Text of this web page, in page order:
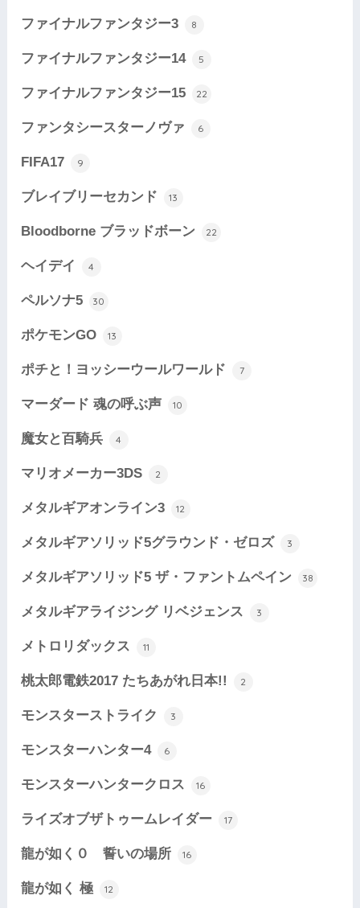
ファイナルファンタジー3 8
ファイナルファンタジー14 5
ファイナルファンタジー15 22
ファンタシースターノヴァ 6
FIFA17 9
ブレイブリーセカンド 13
Bloodborne ブラッドボーン 22
ヘイデイ 4
ペルソナ5 30
ポケモンGO 13
ポチと！ヨッシーウールワールド 7
マーダード 魂の呼ぶ声 10
魔女と百騎兵 4
マリオメーカー3DS 2
メタルギアオンライン3 12
メタルギアソリッド5グラウンド・ゼロズ 3
メタルギアソリッド5 ザ・ファントムペイン 38
メタルギアライジング リベジェンス 3
メトロリダックス 11
桃太郎電鉄2017 たちあがれ日本!! 2
モンスターストライク 3
モンスターハンター4 6
モンスターハンタークロス 16
ライズオブザトゥームレイダー 17
龍が如く０ 誓いの場所 16
龍が如く 極 12